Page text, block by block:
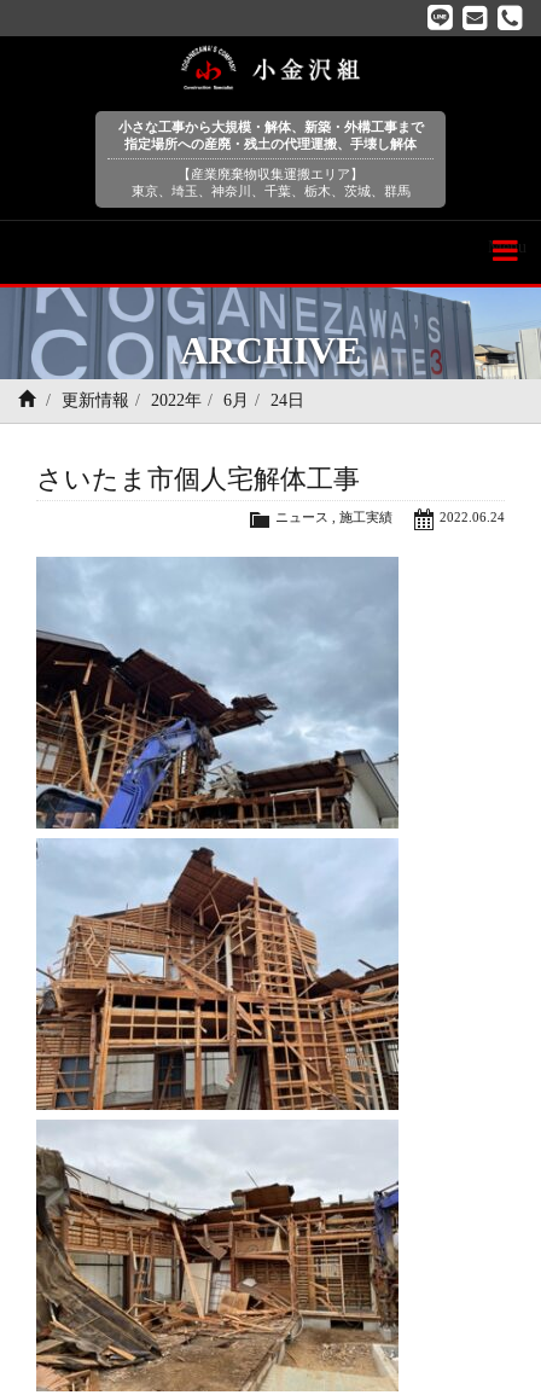
小さな工事から大規模・解体、新築・外構工事まで
指定場所への産廃・残土の代理運搬、手壊し解体
【産業廃棄物収集運搬エリア】
東京、埼玉、神奈川、千葉、栃木、茨城、群馬
Menu
ARCHIVE
更新情報 2022年 6月 24日
さいたま市個人宅解体工事
2022.06.24
ニュース 施工実績